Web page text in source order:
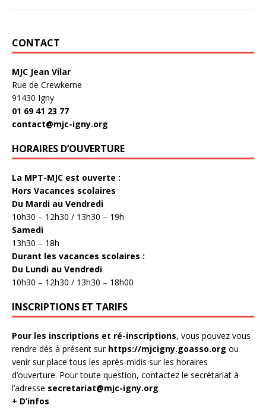
CONTACT
MJC Jean Vilar
Rue de Crewkerne
91430 Igny
01 69 41 23 77
contact@mjc-igny.org
HORAIRES D’OUVERTURE
La MPT-MJC est ouverte :
Hors Vacances scolaires
Du Mardi au Vendredi
10h30 – 12h30 / 13h30 – 19h
Samedi
13h30 – 18h
Durant les vacances scolaires :
Du Lundi au Vendredi
10h30 – 12h30 / 13h30 – 18h00
INSCRIPTIONS ET TARIFS
Pour les inscriptions et ré-inscriptions, vous pouvez vous
rendre dés à présent sur https://mjcigny.goasso.org ou
venir sur place tous les après-midis sur les horaires
d’ouverture. Pour toute question, contactez le secrétariat à
l’adresse secretariat@mjc-igny.org
+ D’infos